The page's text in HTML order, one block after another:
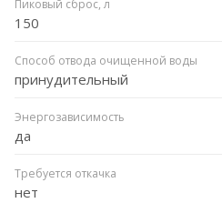
Пиковый сброс, л
150
Способ отвода очищенной воды
принудительный
Энергозависимость
да
Требуется откачка
нет